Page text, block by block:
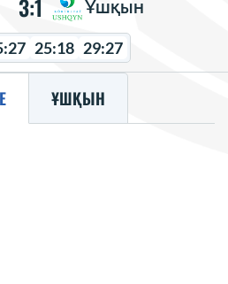
3:1 Ұшқын
25:18 29:27
ҰШҚЫН